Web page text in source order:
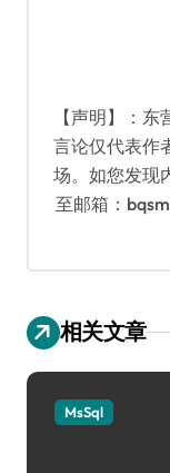
【声明】：
言论仅代表作
场。如您发现
至邮箱：
相关文章
MsSql